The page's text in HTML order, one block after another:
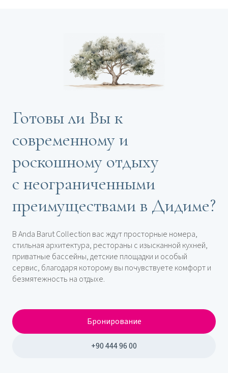
Готовы ли Вы к
современному и
роскошному отдыху
с неограниченными
преимуществами в Дидиме?
В Anda Barut Collection вас ждут просторные номера,
стильная архитектура, рестораны с изысканной кухней,
приватные бассейны, детские площадки и особый
сервис, благодаря которому вы почувствуете комфорт и
безмятежность на отдыхе.
Бронирование
+90 444 96 00